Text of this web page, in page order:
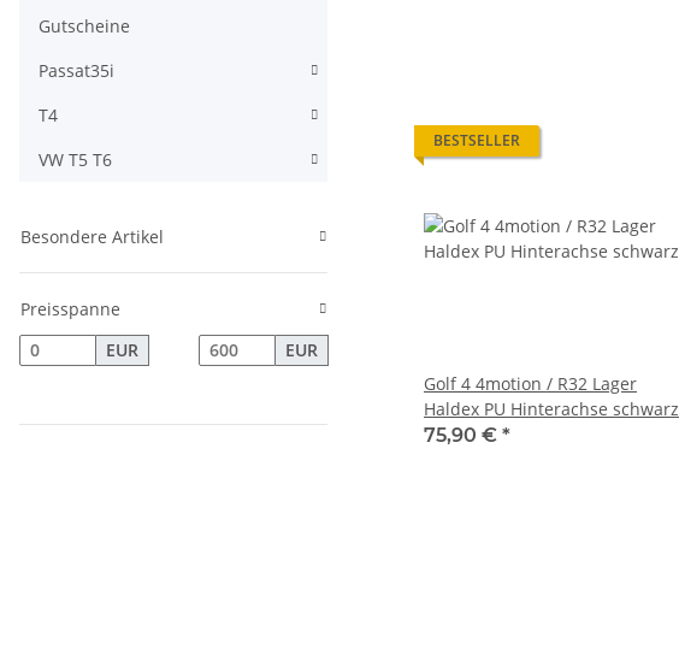
BESTSELLER
Golf 4 4motion / R32 Lager
Haldex PU Hinterachse schwarz
75,90 € *
Gutscheine
Passat35i
T4
VW T5 T6
Besondere Artikel
Preisspanne
EUR
EUR